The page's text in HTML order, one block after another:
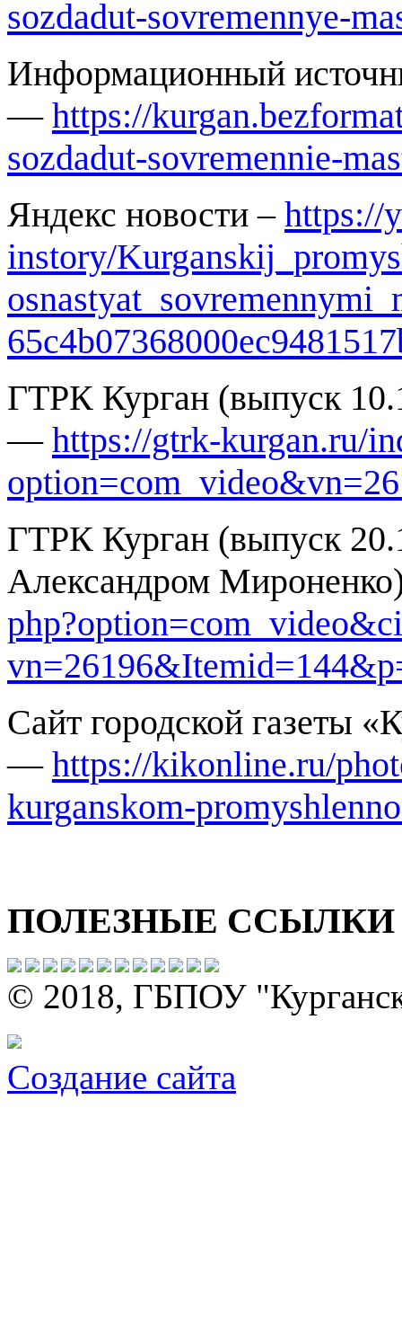
sozdadut-sovremennye-
Информационный
— https://
sozdadut-sovremennie-
Яндекс новости – https://
instory/Kurganskij_
osnastyat_sovremennymi_
ГТРК Курган (выпуск
— https://gtrk-kurgan.ru/
ГТРК Курган (выпуск
Александром
Сайт городской газеты
— https://kikonline.ru/
kurganskom-
ПОЛЕЗНЫЕ ССЫЛКИ
© 2018, ГБПОУ
Создание сайта